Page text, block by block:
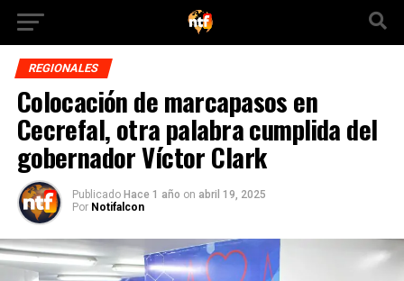
REGIONALES
Colocación de marcapasos en
Cecrefal, otra palabra cumplida del
gobernador Víctor Clark
Publicado Hace 1 año on abril 19, 2025
Por Notifalcon